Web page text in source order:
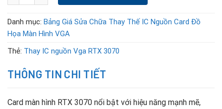
Danh mục: Bảng Giá Sửa Chữa Thay Thế IC Nguồn Card Đồ
Họa Màn Hình VGA
Thẻ: Thay IC nguồn Vga RTX 3070
THÔNG TIN CHI TIẾT
Card màn hình RTX 3070 nổi bật với hiệu năng mạnh mẽ,